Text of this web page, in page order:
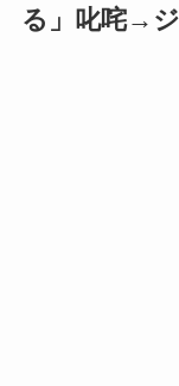
る」叱咤→